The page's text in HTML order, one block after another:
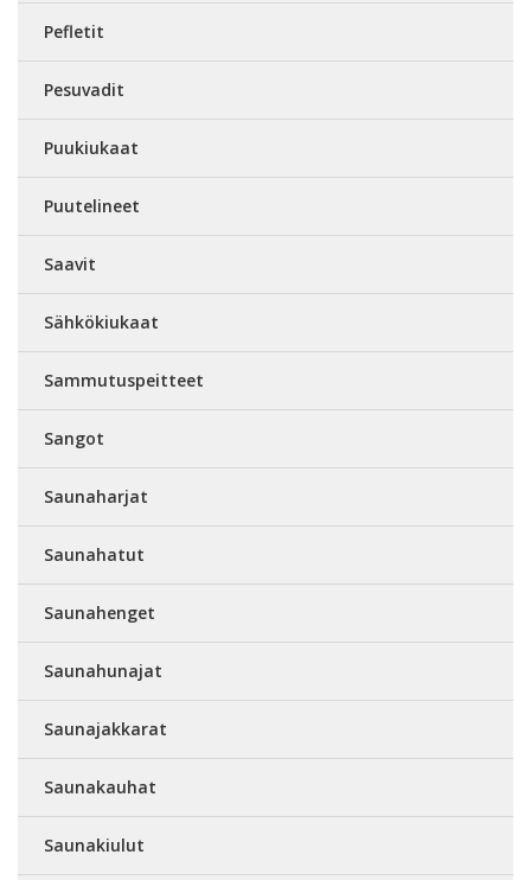
Pefletit
Pesuvadit
Puukiukaat
Puutelineet
Saavit
Sähkökiukaat
Sammutuspeitteet
Sangot
Saunaharjat
Saunahatut
Saunahenget
Saunahunajat
Saunajakkarat
Saunakauhat
Saunakiulut